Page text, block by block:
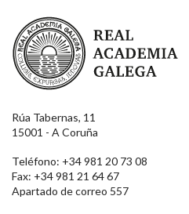
Real Academia Galega
Rúa Tabernas, 11
15001 - A Coruña
Teléfono: +34 981 20 73 08
Fax: +34 981 21 64 67
Apartado de correo 557